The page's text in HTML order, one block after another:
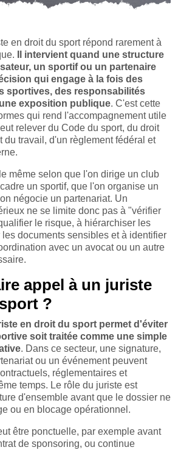
en droit du sport répond rarement à
Il intervient quand une structure
un sportif ou un partenaire
qui engage à la fois des
sportives, des responsabilités
exposition publique. C'est cette
qui rend l'accompagnement utile
relever du Code du sport, du droit
du travail, d'un règlement fédéral et
même selon que l'on dirige un club
un sportif, que l'on organise un
négocie un partenariat. Un
ne se limite donc pas à "vérifier
le risque, à hiérarchiser les
documents sensibles et à identifier
avec un avocat ou un autre
appel à un juriste
?
en droit du sport permet d'éviter
soit traitée comme une simple
. Dans ce secteur, une signature,
ou un événement peuvent
réglementaires et
temps. Le rôle du juriste est
d'ensemble avant que le dossier ne
ou en blocage opérationnel.
être ponctuelle, par exemple avant
de sponsoring, ou continue